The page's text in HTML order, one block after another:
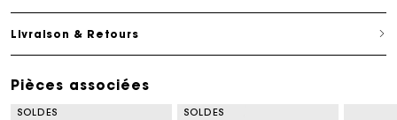
Livraison & Retours
Pièces associées
SOLDES SOLDES